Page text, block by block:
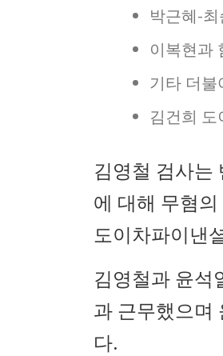
박근혜-
이복현과
기타 더불
김건희
김영철 검사는
에 대해 무혐
도이차파이낸
김영철과 윤석
과 근무했으며
다.